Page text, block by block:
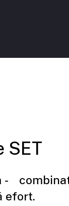
SET
-
efort.